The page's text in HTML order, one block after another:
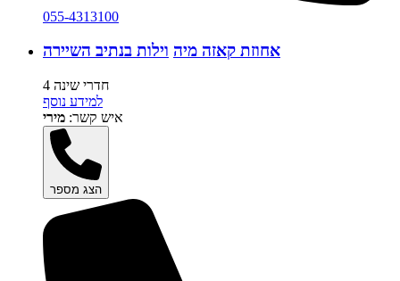
055-4313100
אחוזת קאזה מיה וילות בנתיב השיירה
4 חדרי שינה
למידע נוסף
איש קשר: מירי
הצג מספר